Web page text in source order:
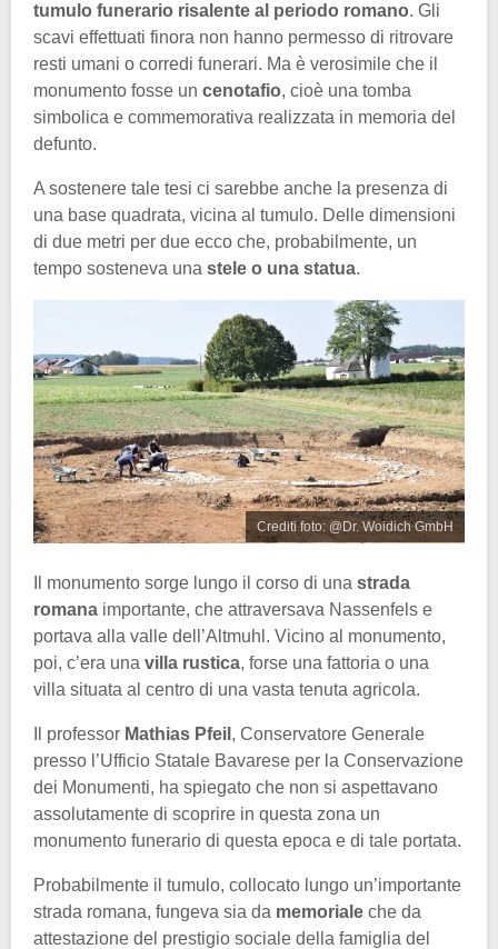
tumulo funerario risalente al periodo romano. Gli
scavi effettuati finora non hanno permesso di ritrovare
resti umani o corredi funerari. Ma è verosimile che il
monumento fosse un cenotafio, cioè una tomba
simbolica e commemorativa realizzata in memoria del
defunto.
A sostenere tale tesi ci sarebbe anche la presenza di
una base quadrata, vicina al tumulo. Delle dimensioni
di due metri per due ecco che, probabilmente, un
tempo sosteneva una stele o una statua.
Crediti foto: @Dr. Woidich GmbH
Il monumento sorge lungo il corso di una strada
romana importante, che attraversava Nassenfels e
portava alla valle dell’Altmuhl. Vicino al monumento,
poi, c’era una villa rustica, forse una fattoria o una
villa situata al centro di una vasta tenuta agricola.
Il professor Mathias Pfeil , Conservatore Generale
presso l’Ufficio Statale Bavarese per la Conservazione
dei Monumenti, ha spiegato che non si aspettavano
assolutamente di scoprire in questa zona un
monumento funerario di questa epoca e di tale portata.
Probabilmente il tumulo, collocato lungo un’importante
strada romana, fungeva sia da memoriale che da
attestazione del prestigio sociale della famiglia del